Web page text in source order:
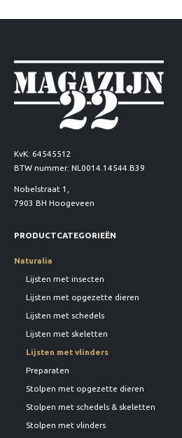
KvK: 64545512
BTW nummer: NL0014.14544.B39
Nobelstraat 1,
7903 BH Hoogeveen
PRODUCTCATEGORIEËN
Naturalia
Lijsten met insecten
Lijsten met opgezette dieren
Lijsten met schedels
Lijsten met skeletten
Lijsten met vlinders
Preparaten
Stolpen met opgezette dieren
Stolpen met schedels & skeletten
Stolpen met vlinders